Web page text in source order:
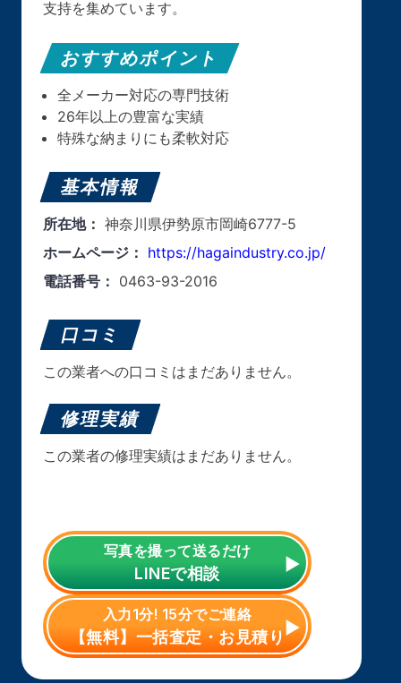
支持を集めています。
おすすめポイント
全メーカー対応の専門技術
26年以上の豊富な実績
特殊な納まりにも柔軟対応
基本情報
所在地： 神奈川県伊勢原市岡崎6777-5
ホームページ： https://hagaindustry.co.jp/
電話番号： 0463-93-2016
口コミ
この業者への口コミはまだありません。
修理実績
この業者の修理実績はまだありません。
写真を撮って送るだけ
LINEで相談
入力1分! 15分でご連絡
【無料】一括査定・お見積り